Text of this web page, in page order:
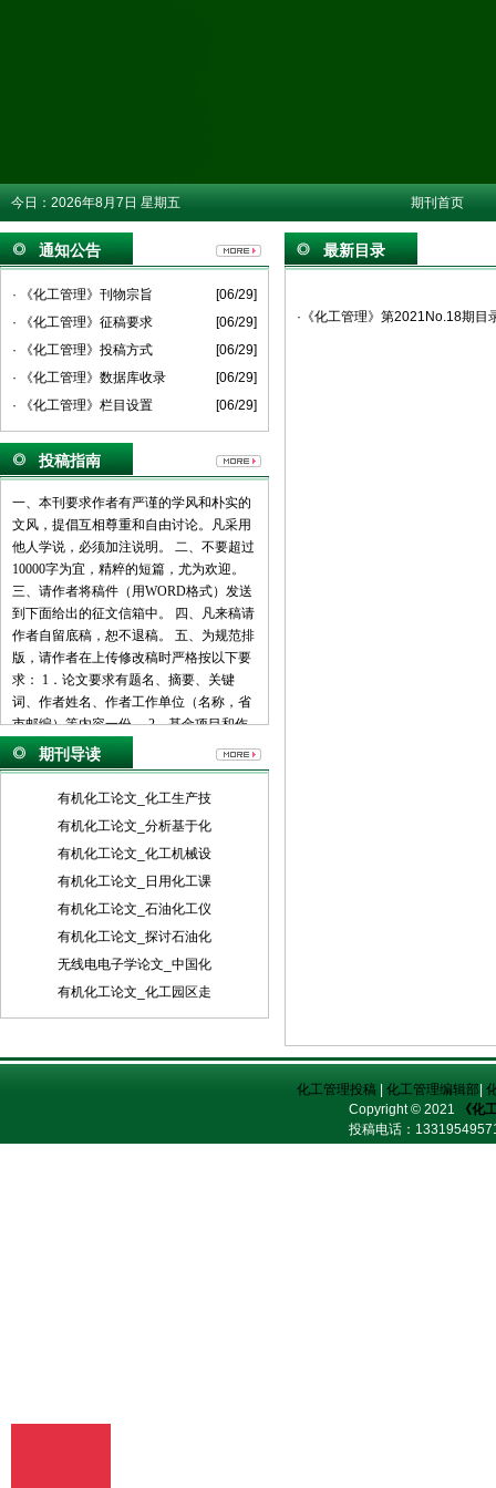
今日： 2026年8月7日 星期五 期刊首页
通知公告
· 《化工管理》刊物宗旨
[06/29]
· 《化工管理》征稿要求
[06/29]
· 《化工管理》投稿方式
[06/29]
· 《化工管理》数据库收录
[06/29]
· 《化工管理》栏目设置
[06/29]
投稿指南
一、本刊要求作者有严谨的学风和朴实的
文风，提倡互相尊重和自由讨论。凡采用
他人学说，必须加注说明。 二、不要超过
10000字为宜，精粹的短篇，尤为欢迎。
三、请作者将稿件（用WORD格式）发送
到下面给出的征文信箱中。 四、凡来稿请
作者自留底稿，恕不退稿。 五、为规范排
版，请作者在上传修改稿时严格按以下要
求： 1．论文要求有题名、摘要、关键
词、作者姓名、作者工作单位（名称，省
市邮编）等内容一份。 2．基金项目和作
者简介按下列格式： 基金项目：项目名称
（编号） 作者简介：姓名（出生年－），
性别，民族（汉族可省略），籍贯，职
言部分和正文部分，正文部分用阿拉伯数
字分级编号法，一般用两级。插图下方应
注明图序和图名。表格应采用三线表，表
格上方应注明表序和表名。 4．参考文献
主要的、发表在正式出版物上的文献。其
他相关注释可用脚注在当页标注。参考文
献的著录应执行国家标准GB7714-87的规
期刊导读
有机化工论文_化工生产技
有机化工论文_分析基于化
有机化工论文_化工机械设
有机化工论文_日用化工课
有机化工论文_石油化工仪
有机化工论文_探讨石油化
无线电电子学论文_中国化
有机化工论文_化工园区走
最新目录
·《化工管理》第2021No.18期目
化工管理投稿 化工管理编辑部|
Copyright © 2021
《化
投稿电话：